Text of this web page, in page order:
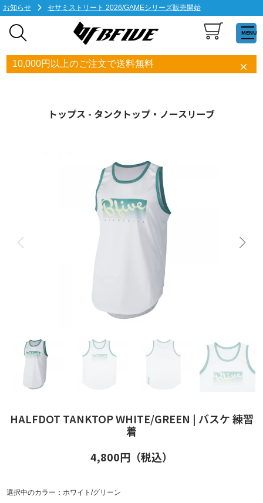
お知らせ セサミストリート 2026/GAMEシリーズ販売開始
MENU
10,000円以上のご注文で送料無料
トップス - タンクトップ・ノースリーブ
HALFDOT TANKTOP WHITE/GREEN | バスケ 練習
着
4,800円（税込）
選択中のカラー：ホワイト/グリーン